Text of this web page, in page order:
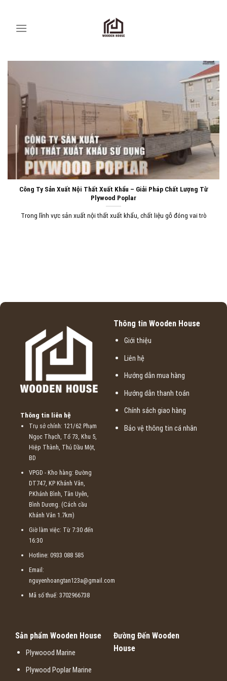
content
Công Ty Sản Xuất Nội Thất Xuất Khẩu – Giải Pháp Chất Lượng Từ
Plywood Poplar
Trong lĩnh vực sản xuất nội thất xuất khẩu, chất liệu gỗ đóng vai trò
Thông tin liên hệ
Trụ sở chính: 121/62 Phạm
Ngọc Thạch, Tổ 73, Khu 5,
Hiệp Thành, Thủ Dầu Một,
BD
VPGD - Kho hàng: Đường
DT747, KP Khánh Vân,
P.Khánh Bình, Tân Uyên,
Bình Dương. (Cách cầu
Khánh Vân 1.7km)
Giờ làm việc: Từ 7:30 đến
16:30
Hotline: 0933 088 585
Email:
nguyenhoangtan123a@gmail.com
Mã số thuế: 3702966738
Thông tin Wooden House
Giới thiệu
Liên hệ
Hướng dẫn mua hàng
Hướng dẫn thanh toán
Chính sách giao hàng
Bảo vệ thông tin cá nhân
Sản phẩm Wooden House
Plywoood Marine
Plywood Poplar Marine
Đường Đến Wooden
House